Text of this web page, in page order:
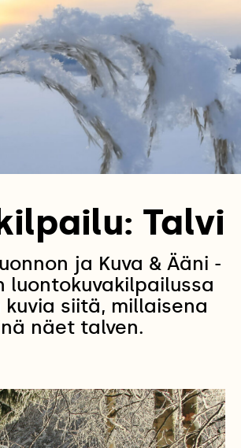
Talvi
ja Kuva & Ääni -
luontokuvakilpailussa
siitä, millaisena
näet talven.